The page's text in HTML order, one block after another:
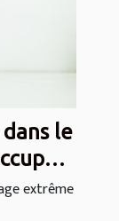
le
extrême